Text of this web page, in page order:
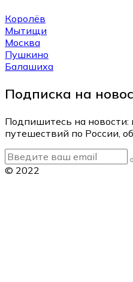
Королёв
Мытищи
Москва
Пушкино
Балашиха
Подписка на
Подпишитесь на новости:
путешествий по России,
© 2022